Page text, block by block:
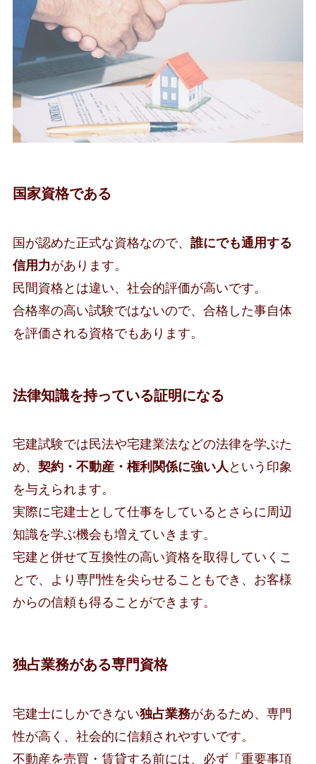
国家資格である
国が認めた正式な資格なので、 誰にでも通用する
信用力があります。
民間資格とは違い、社会的評価が高いです。
合格率の高い試験ではないので、合格した事自体
を評価される資格でもあります。
法律知識を持っている証明になる
宅建試験では民法や宅建業法などの法律を学ぶた
め、 契約・不動産・権利関係に強い人 という印象
を与えられます。
実際に宅建士として仕事をしているとさらに周辺
知識を学ぶ機会も増えていきます。
宅建と併せて互換性の高い資格を取得していくこ
とで、より専門性を尖らせることもでき、お客様
からの信頼も得ることができます。
独占業務がある専門資格
宅建士にしかできない独占業務があるため、専門
性が高く、社会的に信頼されやすいです。
不動産を売買・賃貸する前には、必ず「重要事項